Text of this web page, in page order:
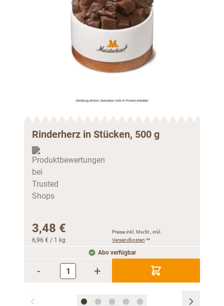
Rinderherz in Stücken, 500 g
3,48 €
6,96 € / 1 kg
Preise inkl. MwSt., inkl.
Versandkosten **
Abo verfügbar
- +